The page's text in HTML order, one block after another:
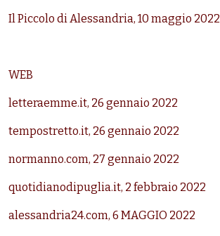
Il Piccolo di Alessandria, 10 maggio 2022
WEB
letteraemme.it, 26 gennaio 2022
tempostretto.it, 26 gennaio 2022
normanno.com, 27 gennaio 2022
quotidianodipuglia.it, 2 febbraio 2022
alessandria24.com, 6 MAGGIO 2022